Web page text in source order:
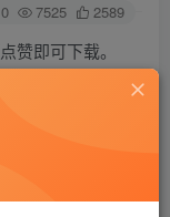
0 7525 2589
赞即可下载。
的视频ID就不会